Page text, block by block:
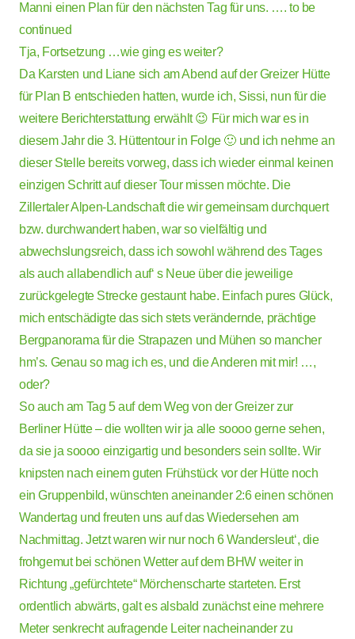
Manni einen Plan für den nächsten Tag für uns. …. to be
continued
Tja, Fortsetzung …wie ging es weiter?
Da Karsten und Liane sich am Abend auf der Greizer Hütte
für Plan B entschieden hatten, wurde ich, Sissi, nun für die
weitere Berichterstattung erwählt 😉 Für mich war es in
diesem Jahr die 3. Hüttentour in Folge 🙂 und ich nehme an
dieser Stelle bereits vorweg, dass ich wieder einmal keinen
einzigen Schritt auf dieser Tour missen möchte. Die
Zillertaler Alpen-Landschaft die wir gemeinsam durchquert
bzw. durchwandert haben, war so vielfältig und
abwechslungsreich, dass ich sowohl während des Tages
als auch allabendlich auf‘ s Neue über die jeweilige
zurückgelegte Strecke gestaunt habe. Einfach pures Glück,
mich entschädigte das sich stets verändernde, prächtige
Bergpanorama für die Strapazen und Mühen so mancher
hm’s. Genau so mag ich es, und die Anderen mit mir! …,
oder?
So auch am Tag 5 auf dem Weg von der Greizer zur
Berliner Hütte – die wollten wir ja alle soooo gerne sehen,
da sie ja soooo einzigartig und besonders sein sollte. Wir
knipsten nach einem guten Frühstück vor der Hütte noch
ein Gruppenbild, wünschten aneinander 2:6 einen schönen
Wandertag und freuten uns auf das Wiedersehen am
Nachmittag. Jetzt waren wir nur noch 6 Wandersleut‘, die
frohgemut bei schönen Wetter auf dem BHW weiter in
Richtung „gefürchtete“ Mörchenscharte starteten. Erst
ordentlich abwärts, galt es alsbald zunächst eine mehrere
Meter senkrecht aufragende Leiter nacheinander zu